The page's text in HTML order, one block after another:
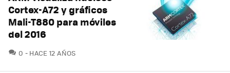
Cortex-A72 y gráficos
Mali-T880 para móviles
del 2016
0 COMENTARIOS
HACE 12 AÑOS